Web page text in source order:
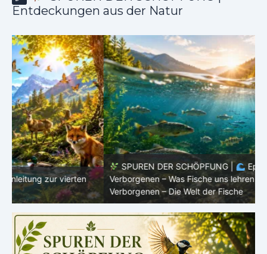
Entdeckungen aus der Natur
SPUREN DER SCHÖPFUNG |
Episode 8 – Leben im
Verborgenen – Was Fische uns lehren |
Leben im
Verborgenen – Die Welt der Fische